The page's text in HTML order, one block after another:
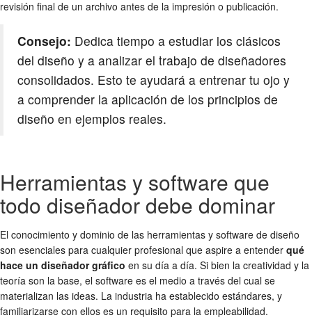
revisión final de un archivo antes de la impresión o publicación.
Consejo: Dedica tiempo a estudiar los clásicos
del diseño y a analizar el trabajo de diseñadores
consolidados. Esto te ayudará a entrenar tu ojo y
a comprender la aplicación de los principios de
diseño en ejemplos reales.
Herramientas y software que
todo diseñador debe dominar
El conocimiento y dominio de las herramientas y software de diseño
son esenciales para cualquier profesional que aspire a entender qué
hace un diseñador gráfico en su día a día. Si bien la creatividad y la
teoría son la base, el software es el medio a través del cual se
materializan las ideas. La industria ha establecido estándares, y
familiarizarse con ellos es un requisito para la empleabilidad.